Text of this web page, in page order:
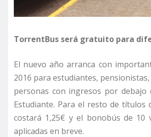
TorrentBus será gratuito para
El nuevo año arranca con
2016 para estudiantes,
personas con ingresos por
Estudiante. Para el resto de títulos
costará 1,25€ y el bonobús de 10
aplicadas en breve.